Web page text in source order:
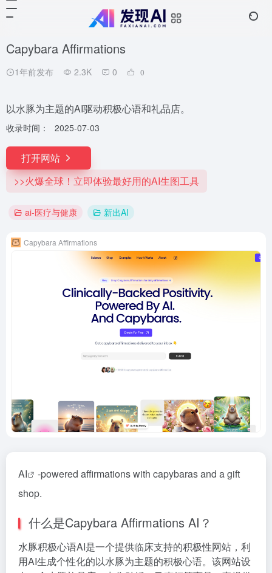
Capybara Affirmations
1年前发布 2.3K 0 0
以水豚为主题的AI驱动积极心语和礼品店。
收录时间： 2025-07-03
打开网站
>>火爆全球！立即体验最好用的AI生图工具
ai-医疗与健康 新出AI
Capybara Affirmations
AI
-powered affirmations with capybaras and a gift
shop.
什么是Capybara Affirmations AI？
水豚积极心语AI是一个提供临床支持的积极性网站，利
用AI生成个性化的以水豚为主题的积极心语。该网站设